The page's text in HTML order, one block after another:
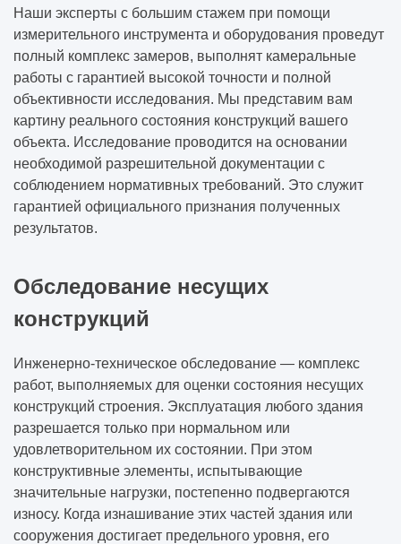
Наши эксперты с большим стажем при помощи
измерительного инструмента и оборудования проведут
полный комплекс замеров, выполнят камеральные
работы с гарантией высокой точности и полной
объективности исследования. Мы представим вам
картину реального состояния конструкций вашего
объекта. Исследование проводится на основании
необходимой разрешительной документации с
соблюдением нормативных требований. Это служит
гарантией официального признания полученных
результатов.
Обследование несущих
конструкций
Инженерно-техническое обследование — комплекс
работ, выполняемых для оценки состояния несущих
конструкций строения. Эксплуатация любого здания
разрешается только при нормальном или
удовлетворительном их состоянии. При этом
конструктивные элементы, испытывающие
значительные нагрузки, постепенно подвергаются
износу. Когда изнашивание этих частей здания или
сооружения достигает предельного уровня, его